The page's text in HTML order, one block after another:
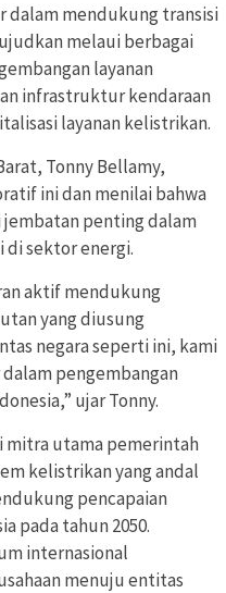
dalam mendukung transisi
melaui berbagai
layanan
infrastruktur kendaraan
layanan kelistrikan.
Tonny Bellamy,
ini dan menilai bahwa
jembatan penting dalam
di sektor energi.
aktif mendukung
yang diusung
negara seperti ini, kami
pengembangan
ujar Tonny.
mitra utama pemerintah
kelistrikan yang andal
pencapaian
pada tahun 2050.
internasional
menuju entitas